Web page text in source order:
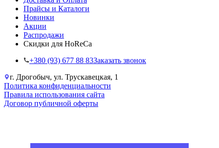
Прайсы и Каталоги
Новинки
Акции
Распродажи
Скидки для HoReCa
+38‎0 (93) 677 88 83Заказать звонок
г. Дрогобыч, ул. Трускавецкая, 1
Политика конфиденциальности
Правила использования сайта
Договор публичной оферты